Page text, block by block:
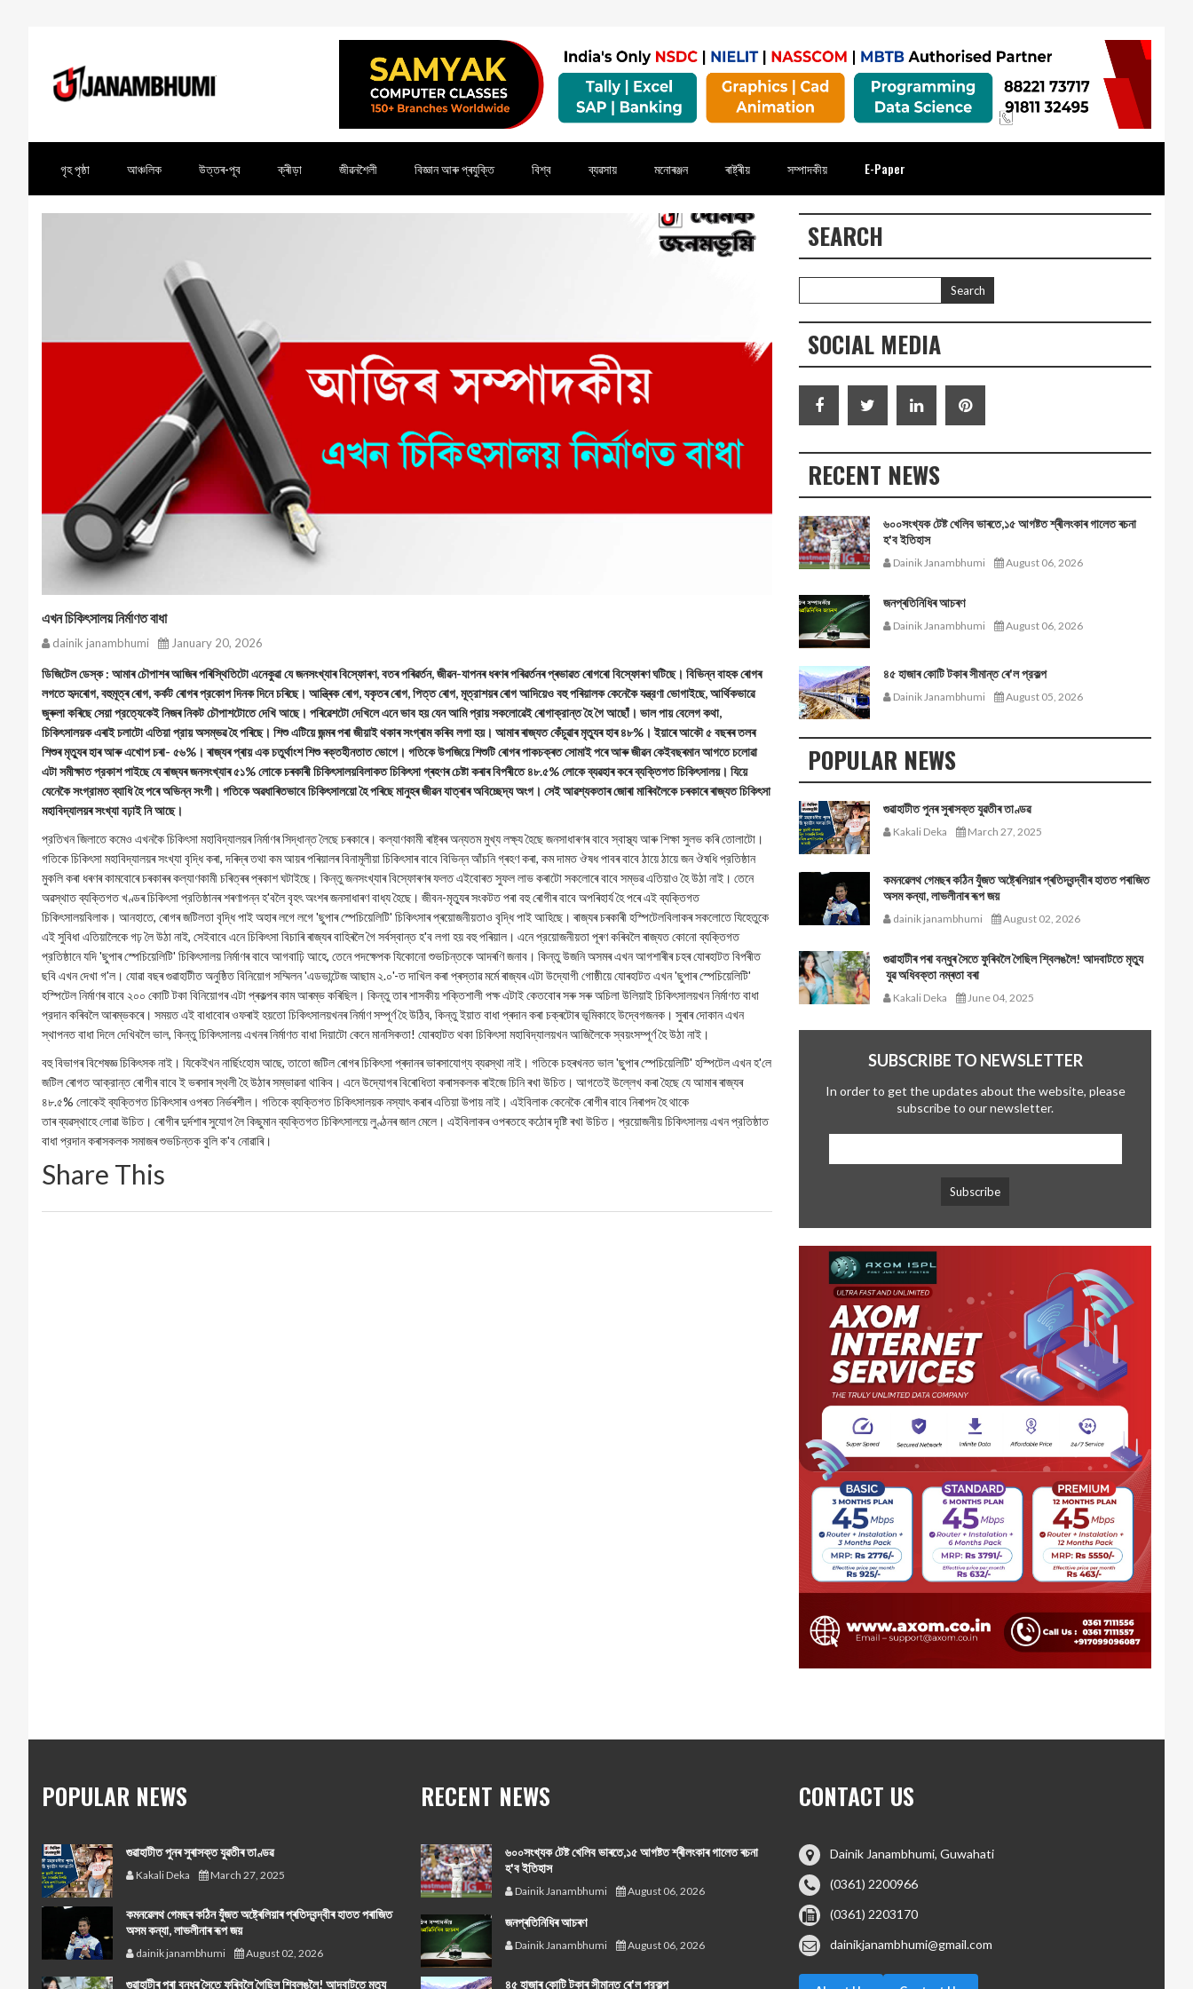
গৃহ পৃষ্ঠা আঞ্চলিক উত্তৰ-পূব ক্ৰীড়া জীৱনশৈলী বিজ্ঞান আৰু প্ৰযুক্তি বিশ্ব ব্যৱসায় মনোৰঞ্জন ৰাষ্ট্ৰীয় সম্পাদকীয় E-Paper
এখন চিকিৎসালয় নির্মাণত বাধা
dainik janambhumi January 20, 2026
ডিজিটেল ডেস্ক : আমাৰ চৌপাশৰ আজিৰ পৰিস্থিতিটো এনেকুৱা যে জনসংখ্যাৰ বিস্ফোৰণ, বতৰ পৰিৱৰ্তন, জীৱন-যাপনৰ ধৰণৰ পৰিৱৰ্তনৰ প্ৰভাৱত ৰোগৰো বিস্ফোৰণ ঘটিছে। বিভিন্ন বাহক ৰোগৰ
লগতে হৃদৰোগ, বহুমূত্ৰ ৰোগ, কৰ্কট ৰোগৰ প্রকোপ দিনক দিনে চৰিছে। আন্ত্ৰিক ৰোগ, যকৃতৰ ৰোগ, পিত্ত ৰোগ, মূত্রাশয়ৰ ৰোগ আদিয়েও বহু পৰিয়ালক কেনেকৈ যন্ত্রণা ভোগাইছে, আর্থিকভাৱে
জুৰুলা কৰিছে সেয়া প্রত্যেকেই নিজৰ নিকট চৌপাশটোতে দেখি আছে। পৰিৱেশটো দেখিলে এনে ভাব হয় যেন আমি প্রায় সকলোৱেই ৰোগাক্রান্ত হৈ গৈ আছোঁ। ভাল পায় বেলেগ কথা,
চিকিৎসালয়ক এৰাই চলাটো এতিয়া প্রায় অসম্ভৱ হৈ পৰিছে। শিশু এটিয়ে জন্মৰ পৰা জীয়াই থকাৰ সংগ্ৰাম কৰিব লগা হয়। আমাৰ ৰাজ্যত কেঁচুৱাৰ মৃত্যুৰ হাৰ ৪৮%। ইয়াৰে আকৌ ৫ বছৰৰ তলৰ
শিশুৰ মৃত্যুৰ হাৰ আৰু এখোপ চৰা- ৫৬%। ৰাজ্যৰ প্ৰায় এক চতুর্থাংশ শিশু ৰক্তহীনতাত ভোগে। গতিকে উপজিয়ে শিশুটি ৰোগৰ পাকচক্ৰত সোমাই পৰে আৰু জীৱন কেইবছৰমান আগতে চলোৱা
এটা সমীক্ষাত প্রকাশ পাইছে যে ৰাজ্যৰ জনসংখ্যাৰ ৫১% লোকে চৰকাৰী চিকিৎসালয়বিলাকত চিকিৎসা গ্ৰহণৰ চেষ্টা কৰাৰ বিপৰীতে ৪৮.৫% লোকে ব্যৱহাৰ কৰে ব্যক্তিগত চিকিৎসালয়। যিয়ে
যেনেকৈ সংগ্রামত ব্যাধি হৈ পৰে অভিন্ন সংগী। গতিকে অৱধাৰিতভাবে চিকিৎসালয়ো হৈ পৰিছে মানুহৰ জীৱন যাত্ৰাৰ অবিচ্ছেদ্য অংগ। সেই আৱশ্যকতাৰ জোৰা মাৰিবলৈকে চৰকাৰে ৰাজ্যত চিকিৎসা
মহাবিদ্যালয়ৰ সংখ্যা বঢ়াই নি আছে।
প্রতিখন জিলাতে কমেও এখনকৈ চিকিৎসা মহাবিদ্যালয়ৰ নিৰ্মাণৰ সিদ্ধান্ত লৈছে চৰকাৰে। কল্যাণকামী ৰাষ্ট্ৰৰ অন্যতম মুখ্য লক্ষ্য হৈছে জনসাধাৰণৰ বাবে স্বাস্থ্য আৰু শিক্ষা সুলভ কৰি তোলাটো।
গতিকে চিকিৎসা মহাবিদ্যালয়ৰ সংখ্যা বৃদ্ধি কৰা, দৰিদ্ৰ তথা কম আয়ৰ পৰিয়ালৰ বিনামূলীয়া চিকিৎসাৰ বাবে বিভিন্ন আঁচনি গ্ৰহণ কৰা, কম দামত ঔষধ পাবৰ বাবে ঠায়ে ঠায়ে জন ঔষধি প্রতিষ্ঠান
মুকলি কৰা ধৰণৰ কামবোৰে চৰকাৰৰ কল্যাণকামী চৰিত্ৰৰ প্ৰকাশ ঘটাইছে। কিন্তু জনসংখ্যাৰ বিস্ফোৰণৰ ফলত এইবোৰত সুফল লাভ কৰাটো সকলোৰে বাবে সম্ভৱ এতিয়াও হৈ উঠা নাই। তেনে
অৱস্থাত ব্যক্তিগত খণ্ডৰ চিকিৎসা প্রতিষ্ঠানৰ শৰণাপন্ন হ'বলৈ বৃহৎ অংশৰ জনসাধাৰণ বাধ্য হৈছে। জীবন-মৃত্যুৰ সংকটত পৰা বহু ৰোগীৰ বাবে অপৰিহাৰ্য হৈ পৰে এই ব্যক্তিগত
চিকিৎসালয়বিলাক। আনহাতে, ৰোগৰ জটিলতা বৃদ্ধি পাই অহাৰ লগে লগে 'ছুপাৰ স্পেচিয়েলিটি' চিকিৎসাৰ প্ৰয়োজনীয়তাও বৃদ্ধি পাই আহিছে। ৰাজ্যৰ চৰকাৰী হস্পিটেলবিলাকৰ সকলোতে যিহেতুকে
এই সুবিধা এতিয়ালৈকে গঢ় লৈ উঠা নাই, সেইবাবে এনে চিকিৎসা বিচাৰি ৰাজ্যৰ বাহিৰলৈ গৈ সর্বস্বান্ত হ'ব লগা হয় বহু পৰিয়াল। এনে প্রয়োজনীয়তা পূৰণ কৰিবলৈ ৰাজ্যত কোনো ব্যক্তিগত
প্রতিষ্ঠানে যদি 'ছুপাৰ স্পেচিয়েলিটি' চিকিৎসালয় নিৰ্মাণৰ বাবে আগবাঢ়ি আহে, তেনে পদক্ষেপক যিকোনো শুভচিন্তকে আদৰণি জনাব। কিন্তু উজনি অসমৰ এখন আগশাৰীৰ চহৰ যোৰহাটত বিপৰীত
ছবি এখন দেখা গ'ল। যোৱা বছৰ গুৱাহাটীত অনুষ্ঠিত বিনিয়োগ সম্মিলন 'এডভান্টেজ আছাম ২.০'-ত দাখিল কৰা প্ৰস্তাৱ মৰ্মে ৰাজ্যৰ এটা উদ্যোগী গোষ্ঠীয়ে যোৰহাটত এখন 'ছুপাৰ স্পেচিয়েলিটি'
হস্পিটেল নিৰ্মাণৰ বাবে ২০০ কোটি টকা বিনিয়োগৰ এটা প্ৰকল্পৰ কাম আৰম্ভ কৰিছিল। কিন্তু তাৰ শাসকীয় শক্তিশালী পক্ষ এটাই কেতবোৰ সৰু সৰু অচিলা উলিয়াই চিকিৎসালয়খন নির্মাণত বাধা
প্রদান কৰিবলৈ আৰম্ভকৰে। সময়ত এই বাধাবোৰ ওফৰাই হয়তো চিকিৎসালয়খনৰ নিৰ্মাণ সম্পূর্ণ হৈ উঠিব, কিন্তু ইয়াত বাধা প্ৰদান কৰা চক্ৰটোৰ ভূমিকাহে উদ্বেগজনক। সুৰাৰ দোকান এখন
স্থাপনত বাধা দিলে দেখিবলৈ ভাল, কিন্তু চিকিৎসালয় এখনৰ নির্মাণত বাধা দিয়াটো কেনে মানসিকতা! যোৰহাটত থকা চিকিৎসা মহাবিদ্যালয়খন আজিলৈকে স্বয়ংসম্পূর্ণ হৈ উঠা নাই।
বহু বিভাগৰ বিশেষজ্ঞ চিকিৎসক নাই। যিকেইখন নাৰ্ছিংহোম আছে, তাতো জটিল ৰোগৰ চিকিৎসা প্ৰদানৰ ভাৰসাযোগ্য ব্যৱস্থা নাই। গতিকে চহৰখনত ভাল 'ছুপাৰ স্পেচিয়েলিটি' হস্পিটেল এখন হ'লে
জটিল ৰোগত আক্রান্ত ৰোগীৰ বাবে ই ভৰসাৰ স্থলী হৈ উঠাৰ সম্ভাৱনা থাকিব। এনে উদ্যোগৰ বিৰোধিতা কৰাসকলক ৰাইজে চিনি ৰখা উচিত। আগতেই উল্লেখ কৰা হৈছে যে আমাৰ ৰাজ্যৰ
৪৮.৫% লোকেই ব্যক্তিগত চিকিৎসাৰ ওপৰত নিৰ্ভৰশীল। গতিকে ব্যক্তিগত চিকিৎসালয়ক নস্যাৎ কৰাৰ এতিয়া উপায় নাই। এইবিলাক কেনেকৈ ৰোগীৰ বাবে নিৰাপদ হৈ থাকে
তাৰ ব্যৱস্থাহে লোৱা উচিত। ৰোগীৰ দুৰ্দশাৰ সুযোগ লৈ কিছুমান ব্যক্তিগত চিকিৎসালয়ে লুণ্ঠনৰ জাল মেলে। এইবিলাকৰ ওপৰতহে কঠোৰ দৃষ্টি ৰখা উচিত। প্রয়োজনীয় চিকিৎসালয় এখন প্রতিষ্ঠাত
বাধা প্রদান কৰাসকলক সমাজৰ শুভচিন্তক বুলি ক'ব নোৱাৰি।
Share This
SEARCH
SOCIAL MEDIA
RECENT NEWS
৬০০সংখ্যক টেষ্ট খেলিব ভাৰতে,১৫ আগষ্টত শ্ৰীলংকাৰ গালেত ৰচনা
হ'ব ইতিহাস
Dainik Janambhumi August 06, 2026
জনপ্ৰতিনিধিৰ আচৰণ
Dainik Janambhumi August 06, 2026
৪৫ হাজাৰ কোটি টকাৰ সীমান্ত ৰে'ল প্রকল্প
Dainik Janambhumi August 05, 2026
POPULAR NEWS
গুৱাহাটীত পুনৰ সুৰাসক্ত যুৱতীৰ তাণ্ডৱ
Kakali Deka March 27, 2025
কমনৱেলথ গেমছৰ কঠিন যুঁজত অষ্ট্ৰেলিয়াৰ প্ৰতিদ্বন্দ্বীৰ হাতত পৰাজিত
অসম কন্যা, লাভলীনাৰ ৰূপ জয়
dainik janambhumi August 02, 2026
গুৱাহাটীৰ পৰা বন্ধুৰ সৈতে ফুৰিবলৈ গৈছিল শ্বিলঙলৈ! আদবাটতে মৃত্যু
যুৱ অধিবক্তা নম্ৰতা বৰা
Kakali Deka June 04, 2025
SUBSCRIBE TO NEWSLETTER
In order to get the updates about the website, please
subscribe to our newsletter.
POPULAR NEWS
গুৱাহাটীত পুনৰ সুৰাসক্ত যুৱতীৰ তাণ্ডৱ
Kakali Deka March 27, 2025
কমনৱেলথ গেমছৰ কঠিন যুঁজত অষ্ট্ৰেলিয়াৰ প্ৰতিদ্বন্দ্বীৰ হাতত পৰাজিত
অসম কন্যা, লাভলীনাৰ ৰূপ জয়
dainik janambhumi August 02, 2026
গুৱাহাটীৰ পৰা বন্ধুৰ সৈতে ফুৰিবলৈ গৈছিল শ্বিলঙলৈ! আদবাটতে মৃত্যু
RECENT NEWS
৬০০সংখ্যক টেষ্ট খেলিব ভাৰতে,১৫ আগষ্টত শ্ৰীলংকাৰ গালেত ৰচনা
হ'ব ইতিহাস
Dainik Janambhumi August 06, 2026
জনপ্ৰতিনিধিৰ আচৰণ
Dainik Janambhumi August 06, 2026
৪৫ হাজাৰ কোটি টকাৰ সীমান্ত ৰে'ল প্রকল্প
CONTACT US
Dainik Janambhumi, Guwahati
(0361) 2200966
(0361) 2203170
dainikjanambhumi@gmail.com